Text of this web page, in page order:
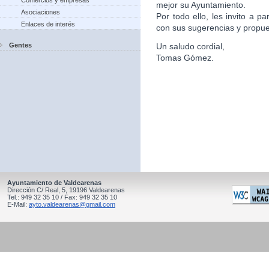
Asociaciones
Enlaces de interés
Gentes
mejor su Ayuntamiento.
Por todo ello, les invito a
con sus sugerencias y
Un saludo cordial,
Tomas Gómez.
Ayuntamiento de Valdearenas
Dirección C/ Real, 5, 19196 Valdearenas
Tel.: 949 32 35 10 / Fax: 949 32 35 10
E-Mail: ayto.valdearenas@gmail.com